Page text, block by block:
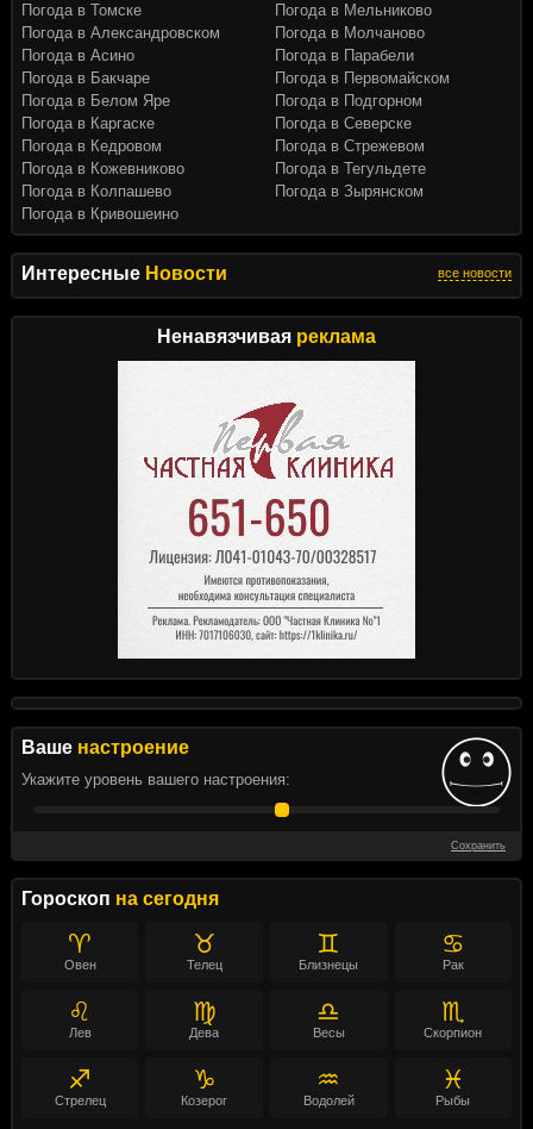
Интересные Новости все новости
Ненавязчивая реклама
Ваше настроение
Укажите уровень вашего настроения:
Сохранить
Гороскоп на сегодня
♈
Овен
♉
Телец
♊
Близнецы
♋
Рак
♌
Лев
♍
Дева
♎
Весы
♏
Скорпион
♐
Стрелец
♑
Козерог
♒
Водолей
♓
Рыбы
Погода в Томске
Погода в Александровском
Погода в Асино
Погода в Бакчаре
Погода в Белом Яре
Погода в Каргаске
Погода в Кедровом
Погода в Кожевниково
Погода в Колпашево
Погода в Кривошеино
Погода в Мельниково
Погода в Молчаново
Погода в Парабели
Погода в Первомайском
Погода в Подгорном
Погода в Северске
Погода в Стрежевом
Погода в Тегульдете
Погода в Зырянском